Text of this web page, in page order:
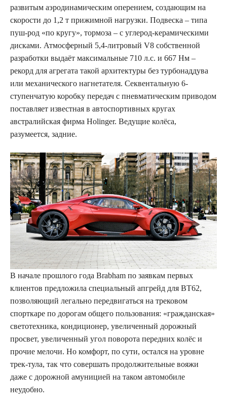
развитым аэродинамическим оперением, создающим на
скорости до 1,2 т прижимной нагрузки. Подвеска – типа
пуш-род «по кругу», тормоза – с углерод-керамическими
дисками. Атмосферный 5,4-литровый V8 собственной
разработки выдаёт максимальные 710 л.с. и 667 Нм –
рекорд для агрегата такой архитектуры без турбонаддува
или механического нагнетателя. Секвентальную 6-
ступенчатую коробку передач с пневматическим приводом
поставляет известная в автоспортивных кругах
австралийская фирма Holinger. Ведущие колёса,
разумеется, задние.
В начале прошлого года Brabham по заявкам первых
клиентов предложила специальный апгрейд для BT62,
позволяющий легально передвигаться на трековом
спорткаре по дорогам общего пользования: «гражданская»
светотехника, кондиционер, увеличенный дорожный
просвет, увеличенный угол поворота передних колёс и
прочие мелочи. Но комфорт, по сути, остался на уровне
трек-тула, так что совершать продолжительные вояжи
даже с дорожной амуницией на таком автомобиле
неудобно.